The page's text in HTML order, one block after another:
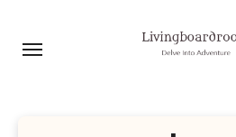
konten